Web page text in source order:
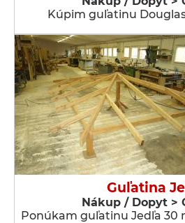
Kúpim guľatinu
Guľatina
Nákup / Dopyt >
Ponúkam guľatinu Jedľa 30